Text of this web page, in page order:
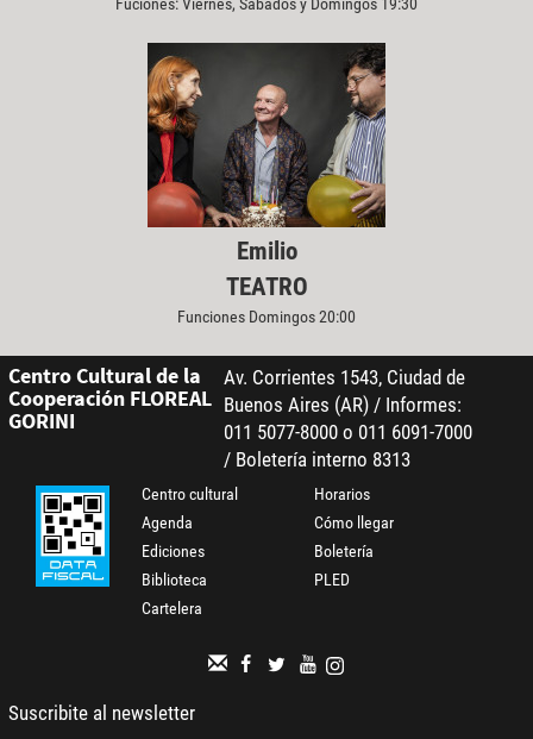
Emilio
TEATRO
Funciones Domingos 20:00
Centro Cultural de la
Cooperación FLOREAL
GORINI
Av. Corrientes 1543, Ciudad de
Buenos Aires (AR) / Informes:
011 5077-8000 o 011 6091-7000
/ Boletería interno 8313
Centro cultural
Agenda
Ediciones
Biblioteca
Cartelera
Horarios
Cómo llegar
Boletería
PLED
Suscribite al newsletter